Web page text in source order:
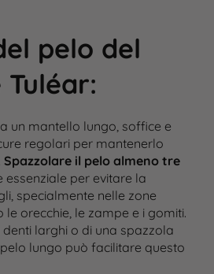
pelo del
Tuléar:
un mantello lungo, soffice e
regolari per mantenerlo
Spazzolare il pelo almeno tre
essenziale per evitare la
specialmente nelle zone
orecchie, le zampe e i gomiti.
denti larghi o di una spazzola
lungo può facilitare questo